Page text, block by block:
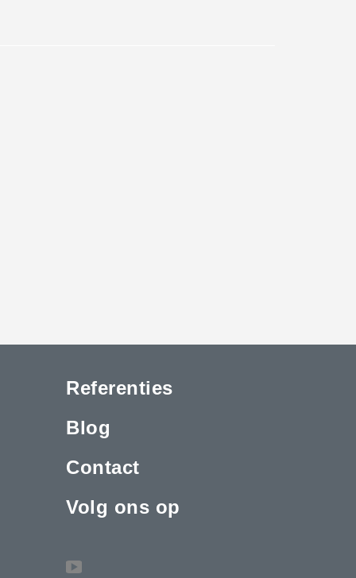
Referenties
Blog
Contact
Volg ons op